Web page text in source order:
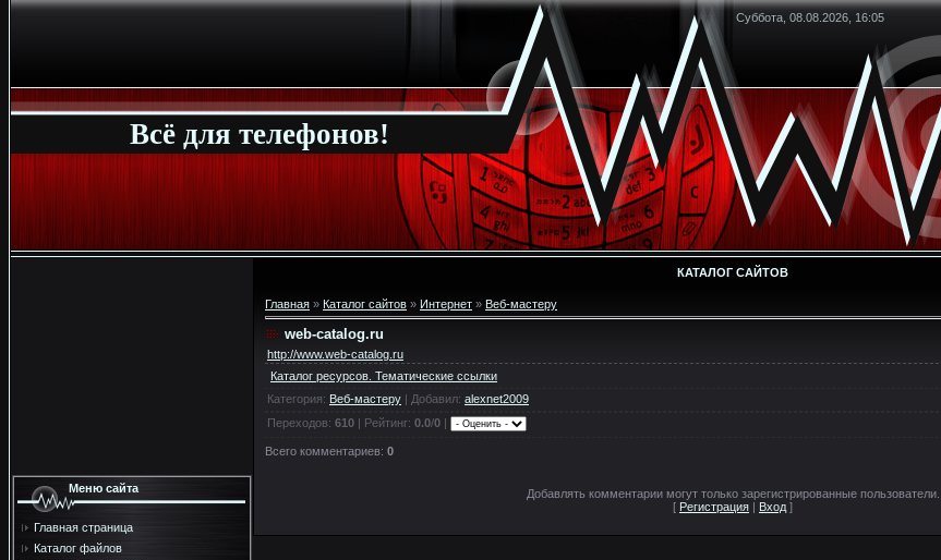
Суббота, 08.08.2026, 16:05
Всё для телефонов!
Меню сайта
Главная страница
Каталог файлов
КАТАЛОГ САЙТОВ
Главная » Каталог сайтов » Интернет » Веб-мастеру
web-catalog.ru
http://www.web-catalog.ru
Каталог ресурсов. Тематические ссылки
Категория: Веб-мастеру | Добавил: alexnet2009
Переходов: 610 | Рейтинг: 0.0/0 |
Всего комментариев: 0
Добавлять комментарии могут только зарегистрированные пользователи.
[ Регистрация | Вход ]